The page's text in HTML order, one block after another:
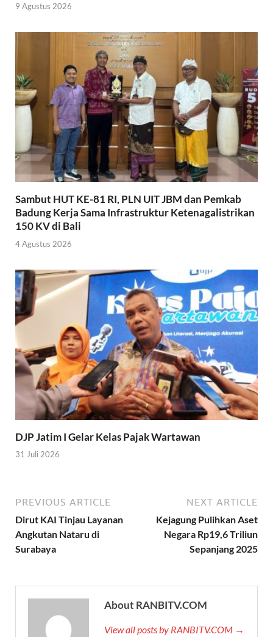
9 Agustus 2026
Sambut HUT KE-81 RI, PLN UIT JBM dan Pemkab
Badung Kerja Sama Infrastruktur Ketenagalistrikan
150 KV di Bali
4 Agustus 2026
DJP Jatim I Gelar Kelas Pajak Wartawan
31 Juli 2026
PREVIOUS ARTICLE
Dirut KAI Tinjau Layanan
Angkutan Nataru di
Surabaya
NEXT ARTICLE
Kejagung Pulihkan Aset
Negara Rp19,6 Triliun
Sepanjang 2025
About RANBITV.COM
View all posts by RANBITV.COM →